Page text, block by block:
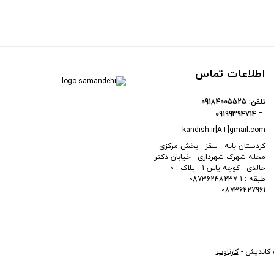
اطلاعات تماس
کردستان بانه - سقز - بخش مرکزی -
محله شهرک شهرداری - خیابان دکتر
خالدی - کوچه یاس 1 - پلاک : 0 -
طبقه : 1 08736248237 -
08736227961
kandish.ir[AT]gmail.com
تلفن: 09184005525
09199394714
کاندیش -کارناوب